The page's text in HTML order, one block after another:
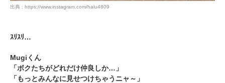
出典 : https://www.instagram.com/halu4809
ｽﾘｽﾘ…
Mugiくん
「ボクたちがどれだけ仲良しか…」
「もっとみんなに見せつけちゃうニャ～」
PECOアプリをダウンロード済みの方